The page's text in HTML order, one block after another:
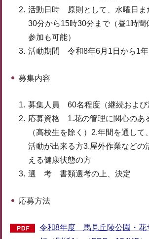
活動日時 原則として、水曜日ま
30分から15時30分まで（昼1時間
参加も可能）
活動期間 令和8年6月1日から1年
募集内容
募集人員 60名程度（継続および
応募資格 1.花の管理に関心のあ
（高校生を除く）2.年間を通し
活動が出来る方3.屋外作業などの
える健康状態の方
選 考 書類選考の上、決定
応募方法
令和8年度 馬見丘陵公園・花